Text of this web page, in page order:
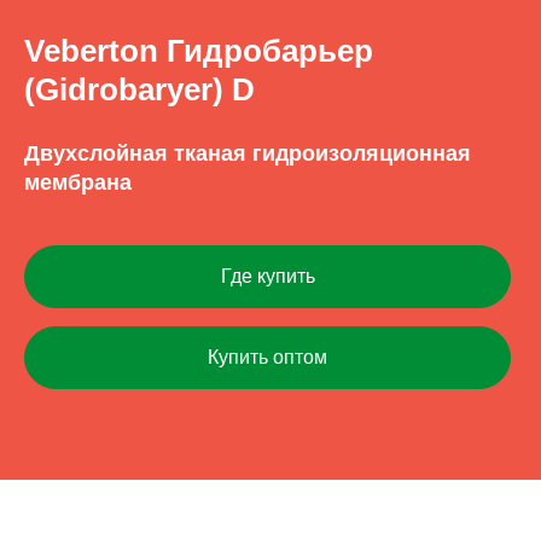
Veberton Гидробарьер
(Gidrobaryer) D
Двухслойная тканая гидроизоляционная
мембрана
Где купить
Купить оптом